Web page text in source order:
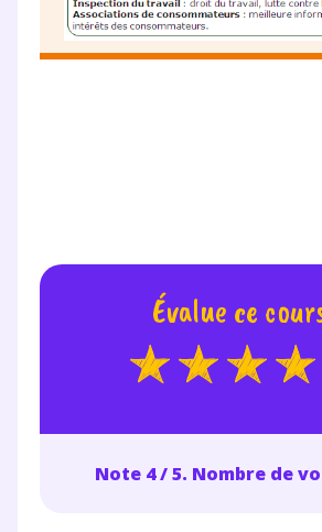
Évalue ce
Note 4 / 5. Nombre de